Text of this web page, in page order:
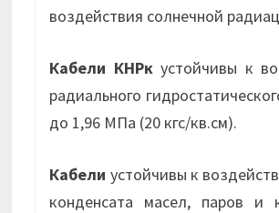
воздействия солнечной
Кабели КНРкустойчивы к
радиального
до 1,96 МПа (20 кгс/кв.см).
Кабели устойчивы к
конденсата масел, паров и